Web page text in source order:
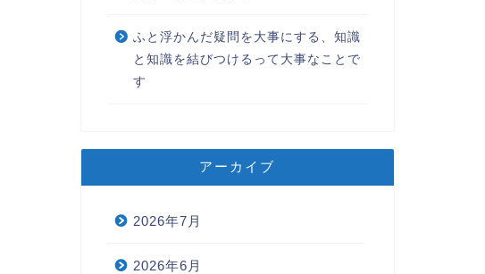
ふと浮かんだ疑問を大事にする、知識
と知識を結びつけるって大事なことで
す
アーカイブ
2026年7月
2026年6月